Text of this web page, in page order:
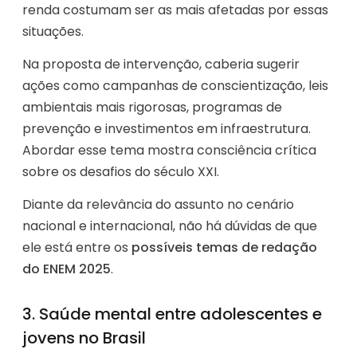
renda costumam ser as mais afetadas por essas
situações.
Na proposta de intervenção, caberia sugerir
ações como campanhas de conscientização, leis
ambientais mais rigorosas, programas de
prevenção e investimentos em infraestrutura.
Abordar esse tema mostra consciência crítica
sobre os desafios do século XXI.
Diante da relevância do assunto no cenário
nacional e internacional, não há dúvidas de que
ele está entre os possíveis temas de redação
do ENEM 2025.
3. Saúde mental entre adolescentes e
jovens no Brasil